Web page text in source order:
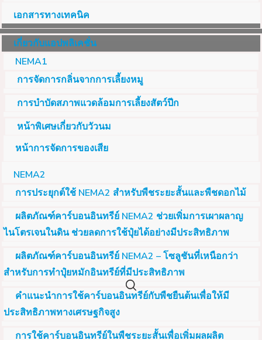
เอกสารทางเทคนิค
เกี่ยวกับแอปพลิเคชั่น
NEMA1
การจัดการกลิ่นจากการเลี้ยงหมู
การบำบัดสภาพแวดล้อมการเลี้ยงสัตว์ปีก
หน้าพิเศษเกี่ยวกับวัวนม
หน้าการจัดการของเสีย
NEMA2
การประยุกต์ใช้ NEMA2 สำหรับพืชระยะสั้นและพืชดอกไม้
ผลิตภัณฑ์คาร์บอนอินทรีย์ NEMA2 ช่วยเพิ่มการเผาผลาญ
ไนโตรเจนในดิน ช่วยลดการใช้ปุ๋ยได้อย่างมีประสิทธิภาพ
ผลิตภัณฑ์คาร์บอนอินทรีย์ NEMA2 – โซลูชันที่เหนือกว่า
สำหรับการทำปุ๋ยหมักอินทรีย์ที่มีประสิทธิภาพ
คำแนะนำการใช้คาร์บอนอินทรีย์กับพืชยืนต้นเพื่อให้มี
ประสิทธิภาพทางเศรษฐกิจสูง
การใช้คาร์บอนอินทรีย์ในพืชระยะสั้นเพื่อเพิ่มผลผลิต